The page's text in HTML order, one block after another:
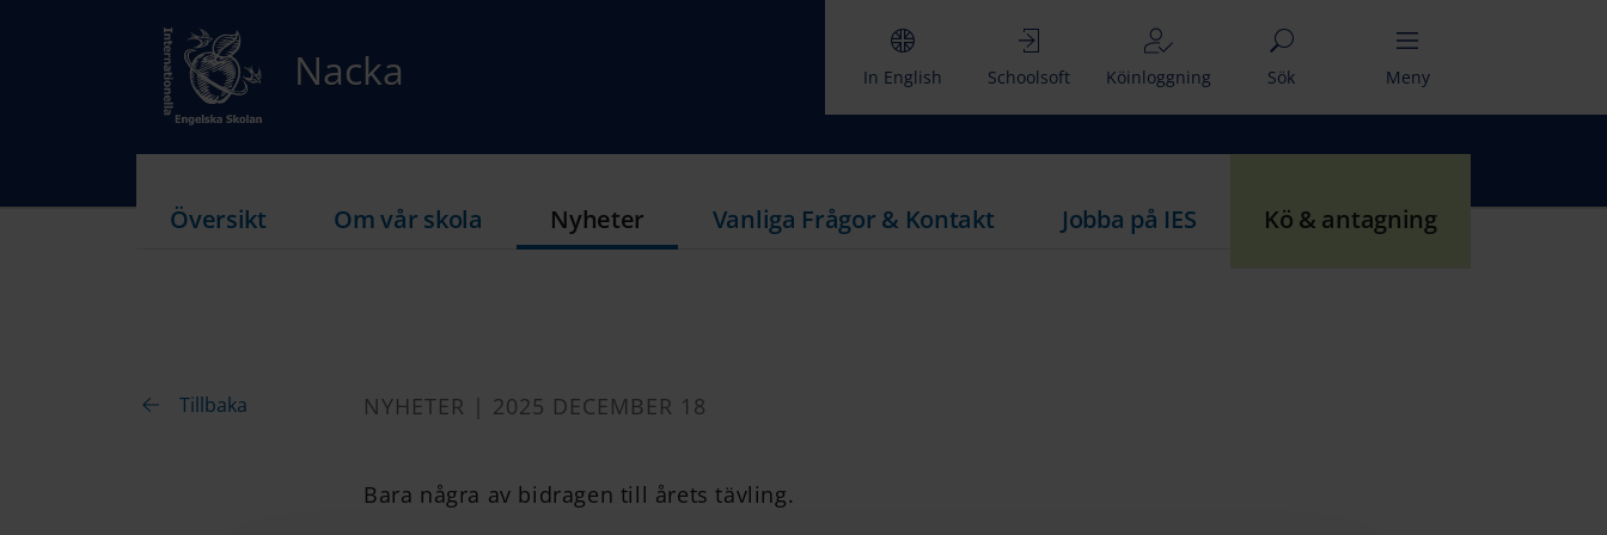
Nacka In English Schoolsoft Köinloggning Sök Meny
Översikt Om vår skola Nyheter Vanliga Frågor & Kontakt Jobba på IES Kö & antagning
Tillbaka NYHETER | 2025 DECEMBER 18
Bara några av bidragen till årets tävling.